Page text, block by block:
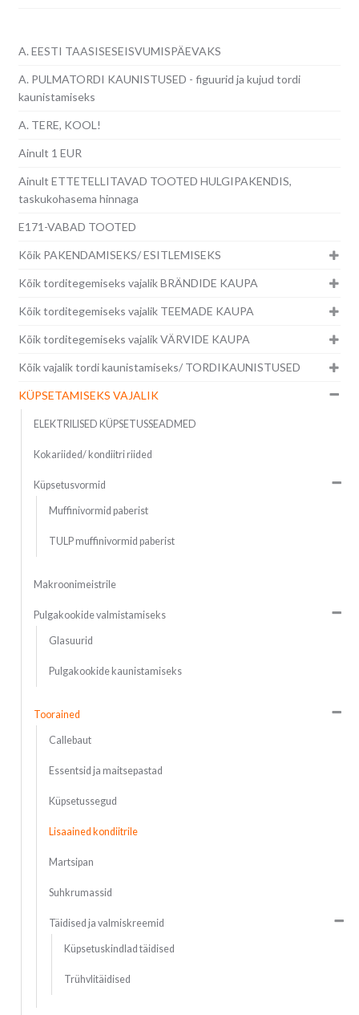
A. EESTI TAASISESEISVUMISPÄEVAKS
A. PULMATORDI KAUNISTUSED - figuurid ja kujud tordi
kaunistamiseks
A. TERE, KOOL!
Ainult 1 EUR
Ainult ETTETELLITAVAD TOOTED HULGIPAKENDIS,
taskukohasema hinnaga
E171-VABAD TOOTED
Kõik PAKENDAMISEKS/ ESITLEMISEKS
Kõik torditegemiseks vajalik BRÄNDIDE KAUPA
Kõik torditegemiseks vajalik TEEMADE KAUPA
Kõik torditegemiseks vajalik VÄRVIDE KAUPA
Kõik vajalik tordi kaunistamiseks/ TORDIKAUNISTUSED
KÜPSETAMISEKS VAJALIK
ELEKTRILISED KÜPSETUSSEADMED
Kokariided/ kondiitri riided
Küpsetusvormid
Muffinivormid paberist
TULP muffinivormid paberist
Makroonimeistrile
Pulgakookide valmistamiseks
Glasuurid
Pulgakookide kaunistamiseks
Toorained
Callebaut
Essentsid ja maitsepastad
Küpsetussegud
Lisaained kondiitrile
Martsipan
Suhkrumassid
Täidised ja valmiskreemid
Küpsetuskindlad täidised
Trühvlitäidised